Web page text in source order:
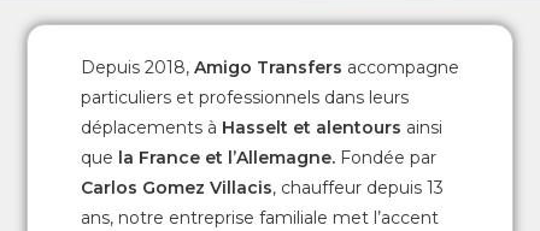
Depuis 2018, Amigo Transfers accompagne
particuliers et professionnels dans leurs
déplacements à Hasselt et alentours ainsi
que la France et l’Allemagne. Fondée par
Carlos Gomez Villacis, chauffeur depuis 13
ans, notre entreprise familiale met l’accent